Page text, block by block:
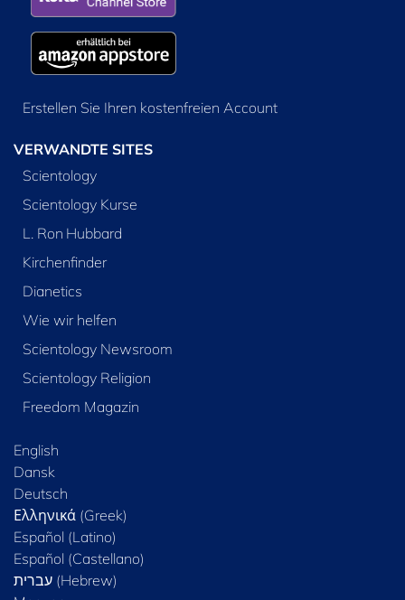
Erstellen Sie Ihren kostenfreien Account
VERWANDTE SITES
Scientology
Scientology Kurse
L. Ron Hubbard
Kirchenfinder
Dianetics
Wie wir helfen
Scientology Newsroom
Scientology Religion
Freedom Magazin
English
Dansk
Deutsch
Ελληνικά (Greek)
Español (Latino)
Español (Castellano)